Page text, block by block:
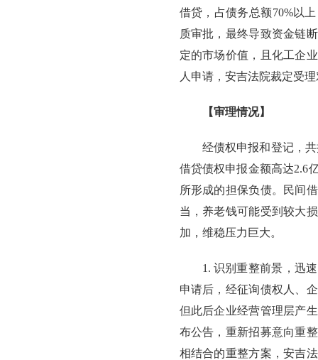
借贷，占债务总额70%以
质审批，最终导致资金链
定的市场价值，且化工企
人申请，安吉法院裁定受
【审理情况】
经债权申报和登记，
借贷债权申报金额高达2.6
所形成的担保负债。民间
当，养老钱可能受到较大
加，维稳压力巨大。
1. 识别重整前景，迅
申请后，经征询债权人、
但此后企业经营管理层产
布公告，重新招募意向重
相结合的重整方案，安吉